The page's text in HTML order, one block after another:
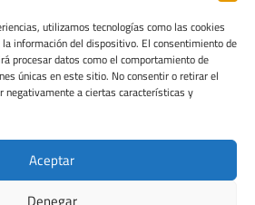
utilizamos tecnologías como las cookies
información del dispositivo. El consentimiento de
procesar datos como el comportamiento de
únicas en este sitio. No consentir o retirar el
negativamente a ciertas características y
Aceptar
Denegar